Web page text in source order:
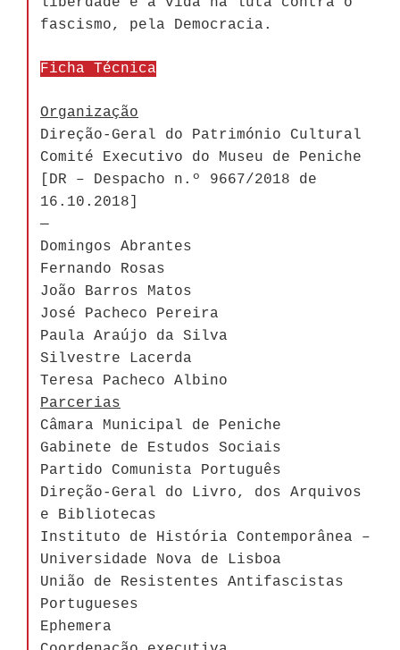
fascismo, pela Democracia.
Ficha Técnica
Organização
Direção-Geral do Património Cultural
Comité Executivo do Museu de Peniche
[DR – Despacho n.º 9667/2018 de
16.10.2018]
—
Domingos Abrantes
Fernando Rosas
João Barros Matos
José Pacheco Pereira
Paula Araújo da Silva
Silvestre Lacerda
Teresa Pacheco Albino
Parcerias
Câmara Municipal de Peniche
Gabinete de Estudos Sociais
Partido Comunista Português
Direção-Geral do Livro, dos Arquivos
e Bibliotecas
Instituto de História Contemporânea –
Universidade Nova de Lisboa
União de Resistentes Antifascistas
Portugueses
Ephemera